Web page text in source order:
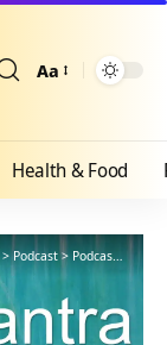
Aa
Health & Food
>Podcast >Podcast Kanal: Mantra-Meditation Anleitung Podcast